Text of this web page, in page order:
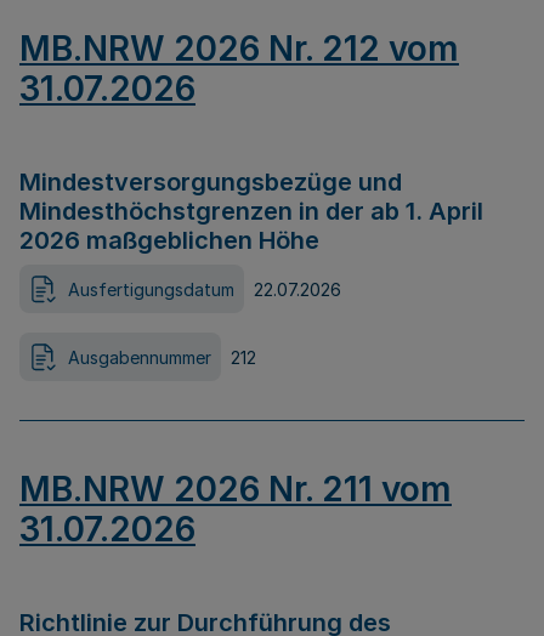
MB.NRW 2026 Nr. 212 vom
31.07.2026
Mindestversorgungsbezüge und
Mindesthöchstgrenzen in der ab 1. April
2026 maßgeblichen Höhe
Ausfertigungsdatum 22.07.2026
Ausgabennummer 212
MB.NRW 2026 Nr. 211 vom
31.07.2026
Richtlinie zur Durchführung des